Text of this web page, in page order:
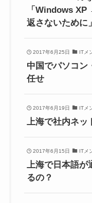
「Windows
返さないために」
2017年6月25日 ITメ
中国でパソコン
任せ
2017年6月19日 ITメ
上海で社内ネ
2017年6月15日 ITメ
上海で日本語
るの？